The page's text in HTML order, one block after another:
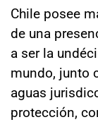
Chile posee
de una
a ser la
mundo, junto
aguas
protección,